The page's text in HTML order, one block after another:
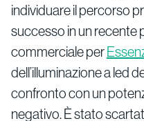
individuare il percorso
successo in un recente
commerciale per
dell’illuminazione a led
confronto con un
negativo. È stato